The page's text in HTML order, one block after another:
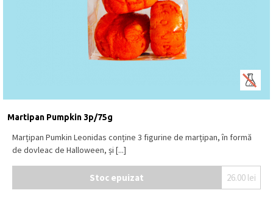
Se păstrează la loc uscat și răcoros, la o
temperatură între 15⁰C – 18⁰C.Produs în Belgia
Martipan Pumpkin 3p/75g
Marțipan Pumkin Leonidas conține 3 figurine de marțipan, în formă
de dovleac de Halloween, și [...]
Stoc epuizat 26.00 lei